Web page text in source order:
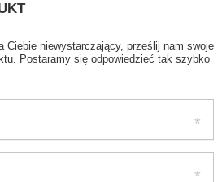
Ciebie niewystarczający, prześlij nam swoje
Postaramy się odpowiedzieć tak szybko